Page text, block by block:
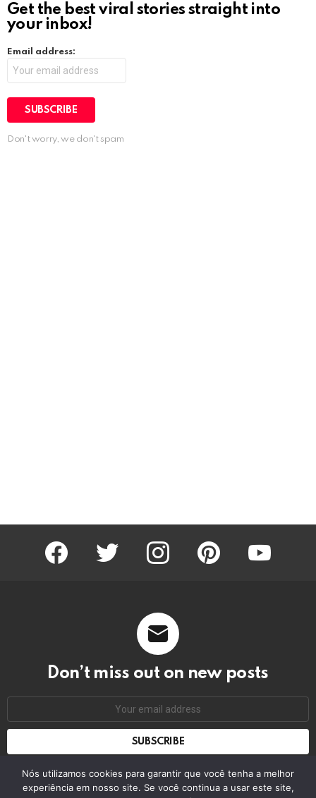
Get the best viral stories straight into
your inbox!
Email address:
Don't worry, we don't spam
facebook twitter instagram pinterest youtube
Don’t miss out on new posts
Nós utilizamos cookies para garantir que você tenha a melhor
experiência em nosso site. Se você continua a usar este site,